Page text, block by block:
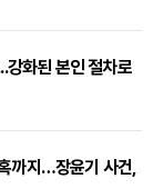
강화된 본인 절차로
까지…장윤기 사건,